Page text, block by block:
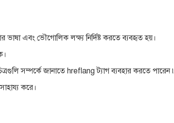
এবং ভৌগোলিক লক্ষ্য নির্দিষ্ট করতে ব্যবহৃত হয়।
সম্পর্কে জানাতে hreflang ট্যাগ ব্যবহার করতে পারেন ৷
করে।